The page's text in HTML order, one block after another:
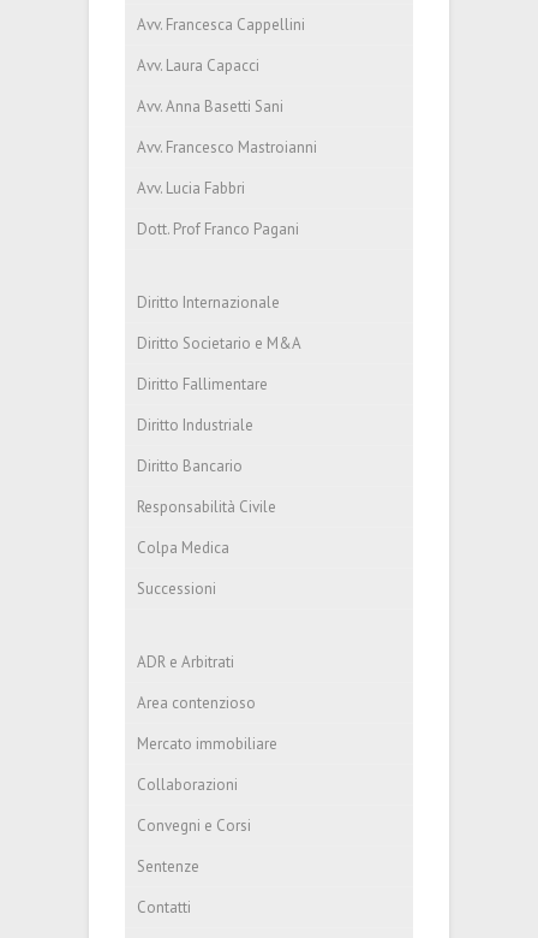
Avv. Francesca Cappellini
Avv. Laura Capacci
Avv. Anna Basetti Sani
Avv. Francesco Mastroianni
Avv. Lucia Fabbri
Dott. Prof Franco Pagani
Diritto Internazionale
Diritto Societario e M&A
Diritto Fallimentare
Diritto Industriale
Diritto Bancario
Responsabilità Civile
Colpa Medica
Successioni
ADR e Arbitrati
Area contenzioso
Mercato immobiliare
Collaborazioni
Convegni e Corsi
Sentenze
Contatti